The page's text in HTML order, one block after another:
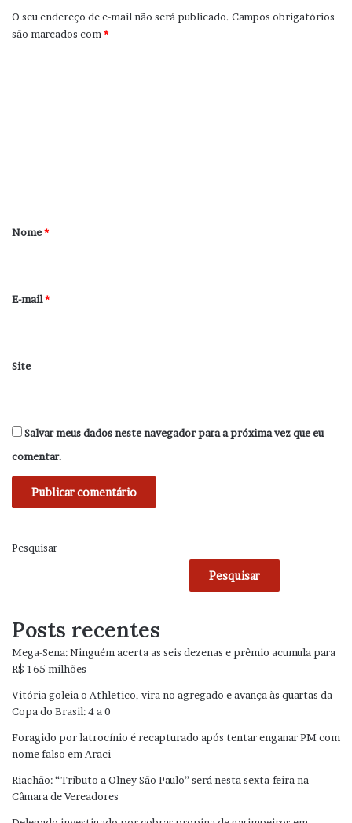
O seu endereço de e-mail não será publicado. Campos obrigatórios
são marcados com *
r
*
Nome*
E-mail*
Site
Salvar meus dados neste navegador para a próxima vez que eu
comentar.
Pesquisar
Pesquisar
Posts recentes
Mega-Sena: Ninguém acerta as seis dezenas e prêmio acumula para
R$ 165 milhões
Vitória goleia o Athletico, vira no agregado e avança às quartas da
Copa do Brasil: 4 a 0
Foragido por latrocínio é recapturado após tentar enganar PM com
nome falso em Araci
Riachão: “Tributo a Olney São Paulo” será nesta sexta-feira na
Câmara de Vereadores